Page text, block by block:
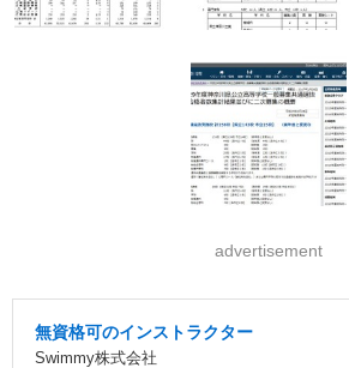
advertisement
無資格可のインストラクター
Swimmy株式会社